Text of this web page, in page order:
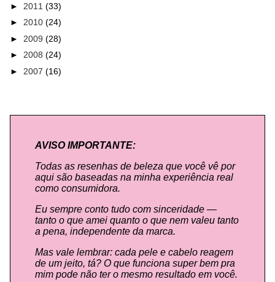
► 2011 (33)
► 2010 (24)
► 2009 (28)
► 2008 (24)
► 2007 (16)
AVISO IMPORTANTE:
Todas as resenhas de beleza que você vê por
aqui são baseadas na minha experiência real
como consumidora.
Eu sempre conto tudo com sinceridade —
tanto o que amei quanto o que nem valeu tanto
a pena, independente da marca.
Mas vale lembrar: cada pele e cabelo reagem
de um jeito, tá? O que funciona super bem pra
mim pode não ter o mesmo resultado em você.